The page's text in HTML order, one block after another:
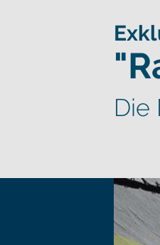
Die